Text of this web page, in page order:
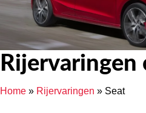
Home » Rijervaringen » Seat